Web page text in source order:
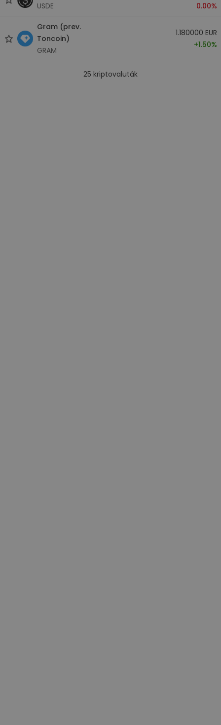
USDE
0.00%
Gram (prev.
Toncoin)
GRAM
1.180000 EUR
+1.50%
25 kriptovaluták